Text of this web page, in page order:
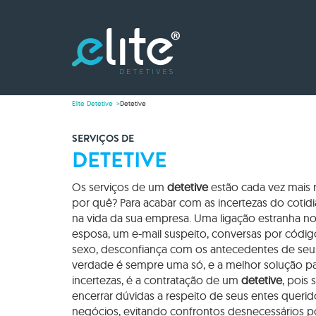
Elite Detetive Detetive
SERVIÇOS DE
DETETIVE
Os serviços de um detetiveestão cada vez mais
por quê? Para acabar com as incertezas do
na vida da sua empresa. Uma ligação estranha
esposa, um e-mail suspeito, conversas por
sexo, desconfiança com os antecedentes de
verdade é sempre uma só, e a melhor solução
incertezas, é a contratação de um detetive, pois
encerrar dúvidas a respeito de seus entes
negócios, evitando confrontos desnecessários